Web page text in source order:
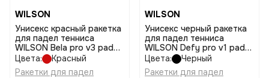
WILSON
Унисекс красный ракетка
для падел тенниса
WILSON Bela pro v3 padel
2 размер 2
Цвета:
Красный
Ракетки для падел
WILSON
Унисекс черный ракетка
для падел тенниса
WILSON Defy pro v1 padel
2 размер 2
Цвета:
Черный
Ракетки для падел